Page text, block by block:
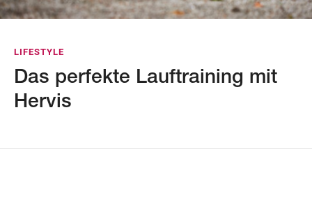
Samstag
LIFESTYLE
Das perfekte Lauftraining mit
Hervis